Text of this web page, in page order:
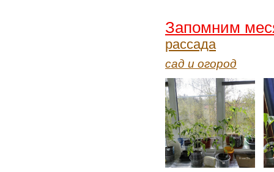
Запомним
рассада
сад и огород